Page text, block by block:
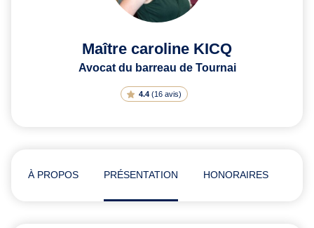
Maître caroline KICQ
Avocat du barreau de Tournai
4.4 (16 avis)
À PROPOS PRÉSENTATION HONORAIRES